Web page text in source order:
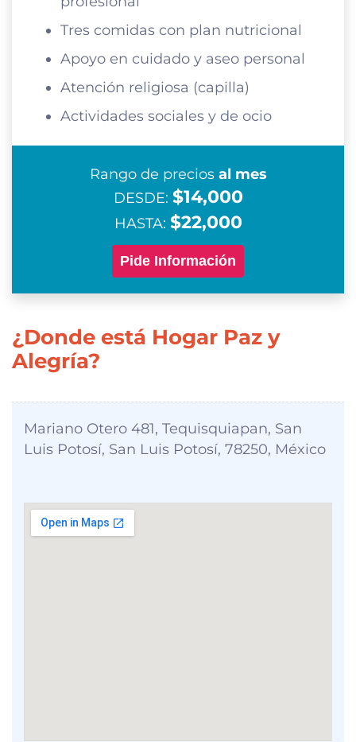
Tres comidas con plan nutricional
Apoyo en cuidado y aseo personal
Atención religiosa (capilla)
Actividades sociales y de ocio
Rango de precios al mes
DESDE: $14,000
HASTA: $22,000
Pide Información
¿Donde está Hogar Paz y
Alegría?
Mariano Otero 481, Tequisquiapan, San
Luis Potosí, San Luis Potosí, 78250, México